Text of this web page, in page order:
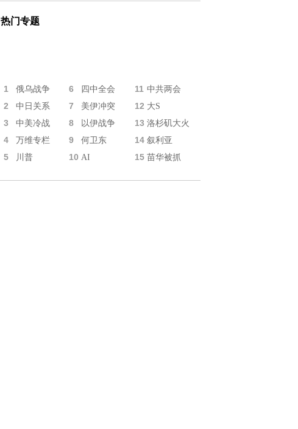
热门专题
1 俄乌战争 6 四中全会 11 中共两会
2 中日关系 7 美伊冲突 12 大S
3 中美冷战 8 以伊战争 13 洛杉矶大火
4 万维专栏 9 何卫东 14 叙利亚
5 川普 10 AI 15 苗华被抓